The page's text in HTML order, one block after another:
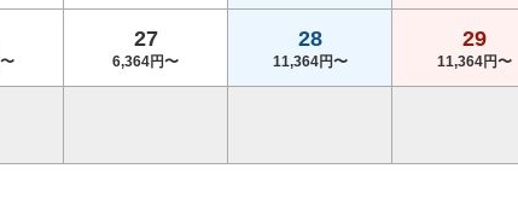
27
6,364円〜
28
11,364円〜
29
11,364円〜